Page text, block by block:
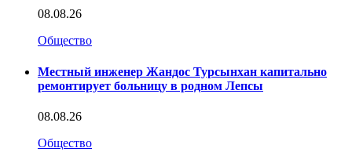
08.08.26
Общество
Местный инженер Жандос Турсынхан капитально
ремонтирует больницу в родном Лепсы
08.08.26
Общество